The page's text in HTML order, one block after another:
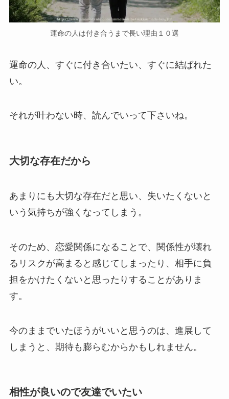
運命の人は付き合うまで長い理由１０選
運命の人、すぐに付き合いたい、すぐに結ばれた
い。
それが叶わない時、読んでいって下さいね。
大切な存在だから
あまりにも大切な存在だと思い、失いたくないと
いう気持ちが強くなってしまう。
そのため、恋愛関係になることで、関係性が壊れ
るリスクが高まると感じてしまったり、相手に負
担をかけたくないと思ったりすることがありま
す。
今のままでいたほうがいいと思うのは、進展して
しまうと、期待も膨らむからかもしれません。
相性が良いので友達でいたい